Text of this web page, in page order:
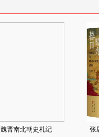
魏晋南北朝史札记 张